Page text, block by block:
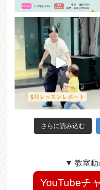
さらに読み込む
▼ 教室動
YouTubeチ